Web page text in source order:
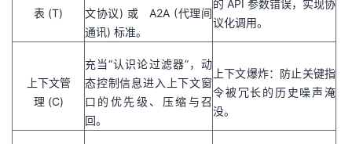
表 (T)
文协议) 或 A2A (代理间
通讯) 标准。
的 API 参数错误，实现协
议化调用。
上下文管
理 (C)
充当“认识论过滤器”，动
态控制信息进入上下文窗
口的优先级、压缩与召
回。
上下文爆炸：防止关键指
令被冗长的历史噪声淹
没。